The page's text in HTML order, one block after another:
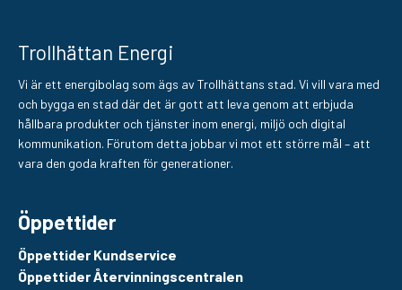
Trollhättan Energi
Vi är ett energibolag som ägs av Trollhättans stad. Vi vill vara med
och bygga en stad där det är gott att leva genom att erbjuda
hållbara produkter och tjänster inom energi, miljö och digital
kommunikation. Förutom detta jobbar vi mot ett större mål – att
vara den goda kraften för generationer.
Öppettider
Öppettider Kundservice
Öppettider Återvinningscentralen